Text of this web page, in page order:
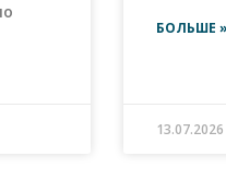
БОЛЬШЕ »
13.07.2026